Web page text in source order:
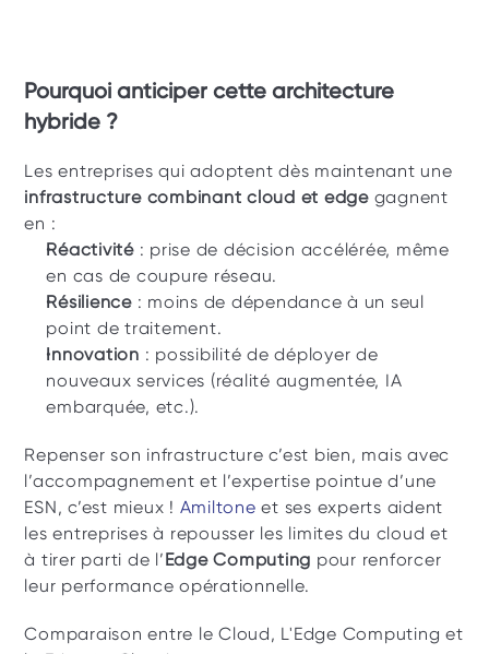
Pourquoi anticiper cette architecture
hybride ?
infrastructure combinant cloud et edge gagnent
en :
Réactivité : prise de décision accélérée, même
en cas de coupure réseau.
Résilience : moins de dépendance à un seul
point de traitement.
Innovation : possibilité de déployer de
nouveaux services (réalité augmentée, IA
embarquée, etc.).
Repenser son infrastructure c’est bien, mais avec
l’accompagnement et l’expertise pointue d’une
ESN, c’est mieux ! Amiltone et ses experts aident
les entreprises à repousser les limites du cloud et
à tirer parti de l’Edge Computing pour renforcer
leur performance opérationnelle.
Comparaison entre le Cloud, L'Edge Computing et